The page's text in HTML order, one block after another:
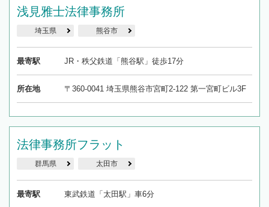
浅見雅士法律事務所
埼玉県 熊谷市
最寄駅 JR・秩父鉄道「熊谷駅」徒歩17分
所在地 〒360-0041 埼玉県熊谷市宮町2-122 第一宮町ビル3F
法律事務所フラット
群馬県 太田市
最寄駅 東武鉄道「太田駅」車6分